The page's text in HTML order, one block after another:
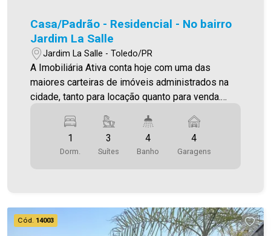
Casa/Padrão - Residencial - No bairro
Jardim La Salle
Jardim La Salle - Toledo/PR
A Imobiliária Ativa conta hoje com uma das
maiores carteiras de imóveis administrados na
cidade, tanto para locação quanto para venda.
Alto Padrão Localizada no Jardim La Salle. O
Imóvel conta com: - Sala de Estar - Sala de jantar
- Cozinha - 03 Suítes - 04 WC`s (suítes, lavabo) -
sobra de terreno. *Portão eletrônico *Cerca
elétrica Área construída 309,03 m² Área terreno
1
Dorm.
3
Suítes
4
Banho
4
Garagens
Cód. 14003